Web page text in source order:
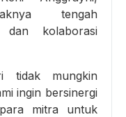
tengah
dan kolaborasi
tidak mungkin
ingin bersinergi
mitra untuk